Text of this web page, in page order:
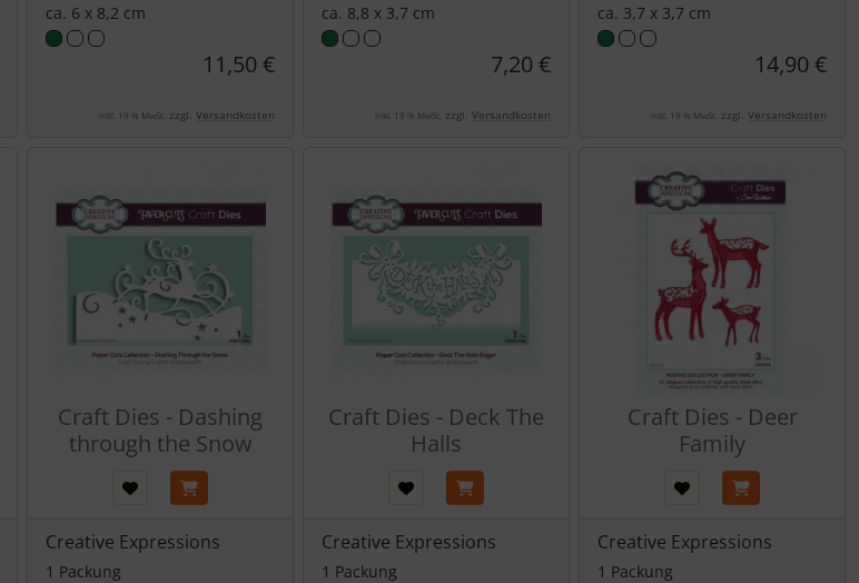
ca. 6 x 8,2 cm
11,50 €
inkl. 19 % MwSt. zzgl. Versandkosten
ca. 8,8 x 3,7 cm
7,20 €
inkl. 19 % MwSt. zzgl. Versandkosten
ca. 3,7 x 3,7 cm
14,90 €
inkl. 19 % MwSt. zzgl. Versandkosten
Craft Dies - Dashing
through the Snow
Creative Expressions
1 Packung
Craft Dies - Deck The
Halls
Creative Expressions
1 Packung
Craft Dies - Deer
Family
Creative Expressions
1 Packung